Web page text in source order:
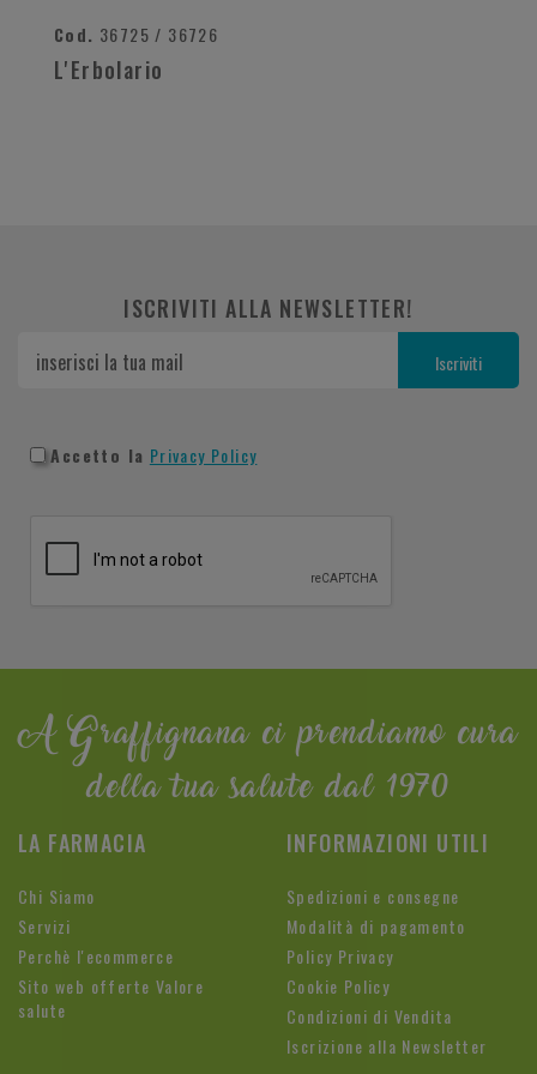
Cod. 36725 / 36726
L'Erbolario
ISCRIVITI ALLA NEWSLETTER!
Accetto la Privacy Policy
A Graffignana ci prendiamo cura
della tua salute dal 1970
LA FARMACIA
Chi Siamo
Servizi
Perchè l'ecommerce
Sito web offerte Valore
salute
INFORMAZIONI UTILI
Spedizioni e consegne
Modalità di pagamento
Policy Privacy
Cookie Policy
Condizioni di Vendita
Iscrizione alla Newsletter